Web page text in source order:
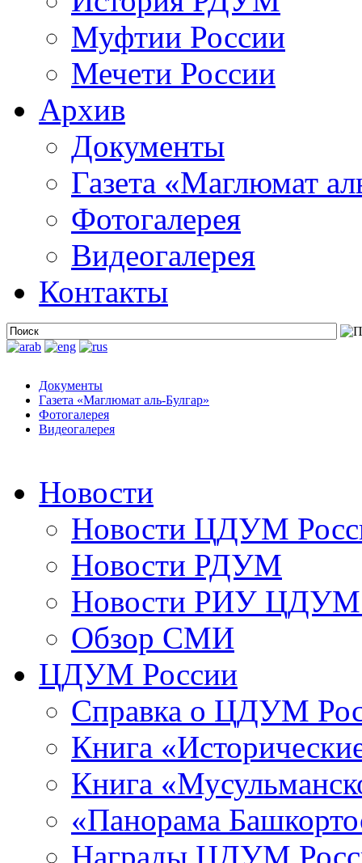
Муфтии России
Мечети России
Архив
Документы
Газета «Маглюмат
Фотогалерея
Видеогалерея
Контакты
Документы
Газета «Маглюмат аль-Булгар»
Фотогалерея
Видеогалерея
Новости
Новости ЦДУМ
Новости РДУМ
Новости РИУ ЦДУМ
Обзор СМИ
ЦДУМ России
Справка о ЦДУМ
Книга
Книга
«Панорама